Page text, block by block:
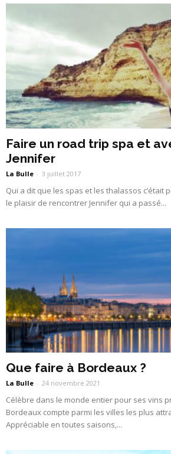
Faire un road trip spa et
Jennifer
La Bulle - 3 juillet 2017
Qui a dit que les spas et les thalassos c’était
le plaisir de rencontrer Jennifer qui a passé...
Que faire à Bordeaux ?
La Bulle - 24 novembre 2021
Célèbre dans le monde entier pour ses vins
Bordeaux compte parmi les villes les plus
Appréciable en toutes saisons,...